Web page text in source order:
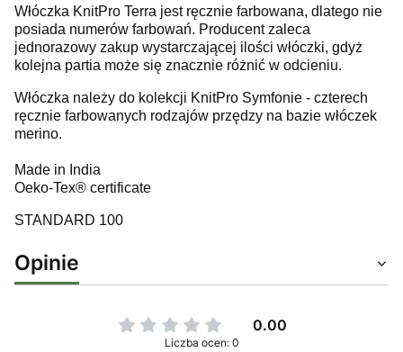
Włóczka KnitPro Terra jest ręcznie farbowana, dlatego nie
posiada numerów farbowań. Producent zaleca
jednorazowy zakup wystarczającej ilości włóczki, gdyż
kolejna partia może się znacznie różnić w odcieniu.
Włóczka należy do kolekcji KnitPro Symfonie - czterech
ręcznie farbowanych rodzajów przędzy na bazie włóczek
merino.
Made in India
Oeko-Tex® certificate
STANDARD 100
Opinie
0.00
Liczba ocen: 0